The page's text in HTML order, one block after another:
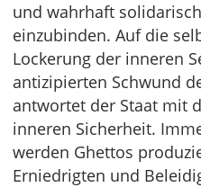
und wahrhaft
einzubinden. Auf die
Lockerung der inneren
antizipierten Schwund
antwortet der Staat mit
inneren Sicherheit.
werden Ghettos
Erniedrigten und